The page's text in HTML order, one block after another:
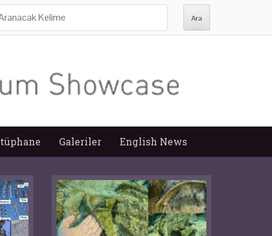
Galeriler English News